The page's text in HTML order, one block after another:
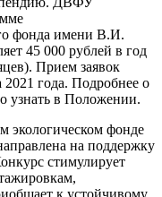
фонда имени В.И.
45 000 рублей в год
Прием заявок
2021 года. Подробнее о
узнать в Положении.
экологическом фонде
на поддержку
стимулирует
к устойчивому